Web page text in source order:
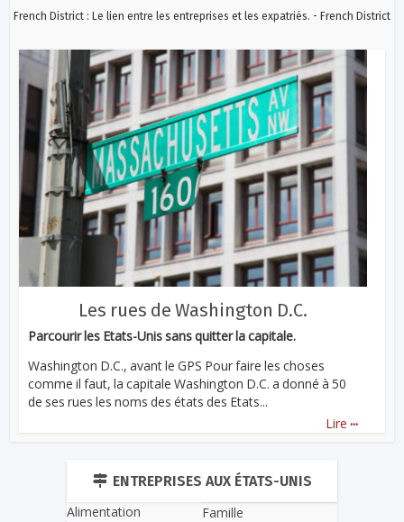
French District : Le lien entre les entreprises et les expatriés. - French District
Les rues de Washington D.C.
Parcourir les Etats-Unis sans quitter la capitale.
Washington D.C., avant le GPS Pour faire les choses
comme il faut, la capitale Washington D.C. a donné à 50
de ses rues les noms des états des Etats...
Lire ...
ENTREPRISES AUX ÉTATS-UNIS
Alimentation
Famille